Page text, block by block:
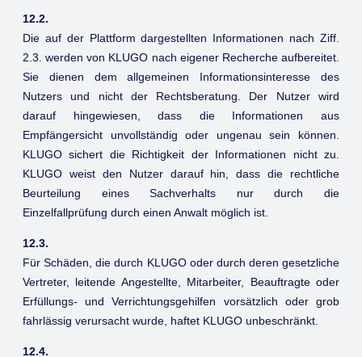
12.2.
Die auf der Plattform dargestellten Informationen nach Ziff.
2.3. werden von KLUGO nach eigener Recherche aufbereitet.
Sie dienen dem allgemeinen Informationsinteresse des
Nutzers und nicht der Rechtsberatung. Der Nutzer wird
darauf hingewiesen, dass die Informationen aus
Empfängersicht unvollständig oder ungenau sein können.
KLUGO sichert die Richtigkeit der Informationen nicht zu.
KLUGO weist den Nutzer darauf hin, dass die rechtliche
Beurteilung eines Sachverhalts nur durch die
Einzelfallprüfung durch einen Anwalt möglich ist.
12.3.
Für Schäden, die durch KLUGO oder durch deren gesetzliche
Vertreter, leitende Angestellte, Mitarbeiter, Beauftragte oder
Erfüllungs- und Verrichtungsgehilfen vorsätzlich oder grob
fahrlässig verursacht wurde, haftet KLUGO unbeschränkt.
12.4.